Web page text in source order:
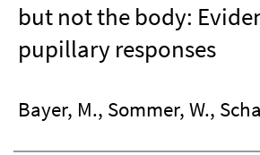
but not the body:
pupillary responses
Bayer, M., Sommer, W.,